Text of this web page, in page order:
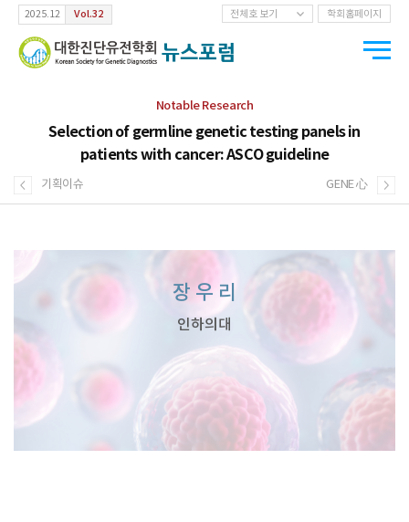
2025.12 Vol.32 전체호 보기 학회홈페이지
Notable Research
Selection of germline genetic testing panels in
patients with cancer: ASCO guideline
기획이슈 GENE 心
장 우 리
인하의대